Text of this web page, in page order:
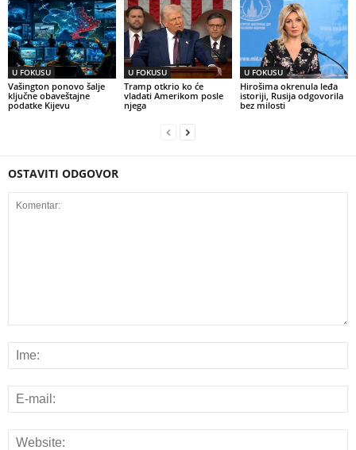
U FOKUSU
Vašington ponovo šalje
ključne obaveštajne
podatke Kijevu
U FOKUSU
Tramp otkrio ko će
vladati Amerikom posle
njega
U FOKUSU
Hirošima okrenula leđa
istoriji, Rusija odgovorila
bez milosti
OSTAVITI ODGOVOR